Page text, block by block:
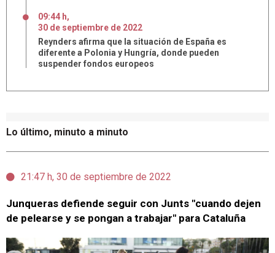
Lo último, minuto a minuto
21:47 h, 30 de septiembre de 2022
Junqueras defiende seguir con Junts "cuando dejen
de pelearse y se pongan a trabajar" para Cataluña
09:44 h,
30 de septiembre de 2022
Reynders afirma que la situación de España es
diferente a Polonia y Hungría, donde pueden
suspender fondos europeos